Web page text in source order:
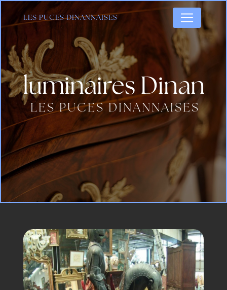
LES PUCES DINANNAISES
luminaires Dinan
LES PUCES DINANNAISES
Panneau de gestion des cookies